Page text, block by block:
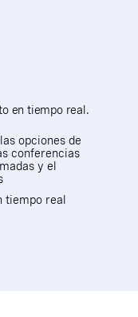
en tiempo real.
opciones de
conferencias
y el
tiempo real